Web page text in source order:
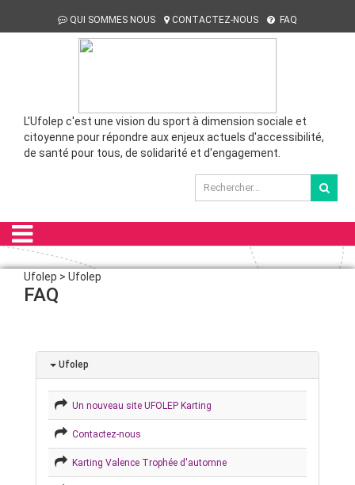
QUI SOMMES NOUS CONTACTEZ-NOUS FAQ
L'Ufolep c'est une vision du sport à dimension sociale et
citoyenne pour répondre aux enjeux actuels d'accessibilité,
de santé pour tous, de solidarité et d'engagement.
Ufolep > Ufolep
FAQ
Ufolep
Un nouveau site UFOLEP Karting
Contactez-nous
Karting Valence Trophée d'automne